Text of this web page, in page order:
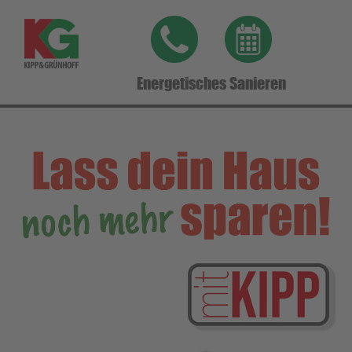
Login
Benutzername
Anmelden
Lorem ipsum dolor sit amet:
Energetisches Sanieren